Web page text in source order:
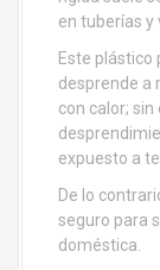
en tuberías y
Este plástico
desprende a
con calor;
expuesto a
De lo
seguro para
doméstica.